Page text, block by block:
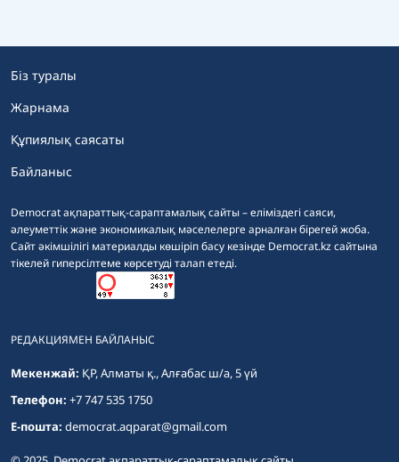
Democrat ақпараттық-сараптамалық сайты – еліміздегі саяси,
әлеуметтік және экономикалық мәселелерге арналған бірегей жоба.
Сайт әкімшілігі материалды көшіріп басу кезінде Democrat.kz сайтына
тікелей гиперсілтеме көрсетуді талап етеді.
Біз туралы
Жарнама
Құпиялық саясаты
Байланыс
РЕДАКЦИЯМЕН БАЙЛАНЫС
Мекенжай: ҚР, Алматы қ., Алғабас ш/а, 5 үй
Телефон: +7 747 535 1750
E-пошта: democrat.aqparat@gmail.com